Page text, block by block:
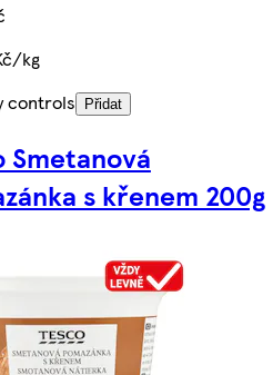
kg
controls
Přidat
Smetanová
s křenem 200g